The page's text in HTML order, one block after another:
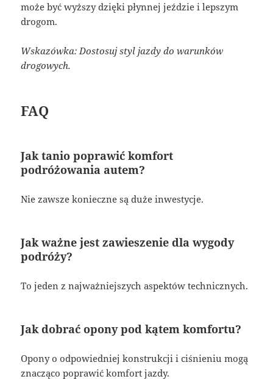
może być wyższy dzięki płynnej jeździe i lepszym
drogom.
Wskazówka: Dostosuj styl jazdy do warunków
drogowych.
FAQ
Jak tanio poprawić komfort
podróżowania autem?
Nie zawsze konieczne są duże inwestycje.
Jak ważne jest zawieszenie dla wygody
podróży?
To jeden z najważniejszych aspektów technicznych.
Jak dobrać opony pod kątem komfortu?
Opony o odpowiedniej konstrukcji i ciśnieniu mogą
znacząco poprawić komfort jazdy.